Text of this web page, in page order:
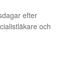
efter
och